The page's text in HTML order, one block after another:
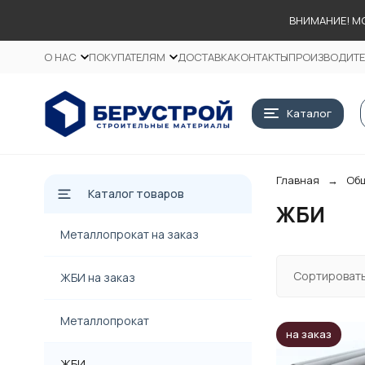
ВНИМАНИЕ!
О НАС ПОКУПАТЕЛЯМ ДОСТАВКАКОНТАКТЫ
Каталог
Главная
ЖБИ
на заказ
Каталог товаров
Металлопрокат на заказ
ЖБИ на заказ
Металлопрокат